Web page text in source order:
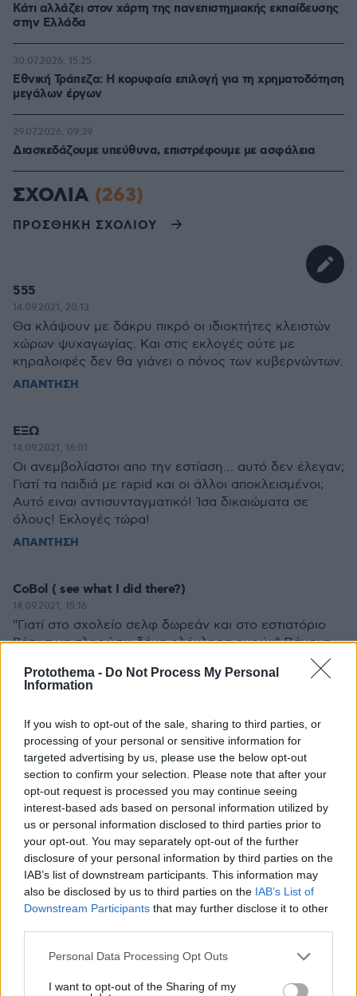
Protothema - Do Not Process My Personal
Information
If you wish to opt-out of the sale, sharing to third parties, or
processing of your personal or sensitive information for
targeted advertising by us, please use the below opt-out
section to confirm your selection. Please note that after your
opt-out request is processed you may continue seeing
interest-based ads based on personal information utilized by
us or personal information disclosed to third parties prior to
your opt-out. You may separately opt-out of the further
disclosure of your personal information by third parties on the
IAB’s list of downstream participants. This information may
also be disclosed by us to third parties on the IAB’s List of
Downstream Participants that may further disclose it to other
Please note that this website/app uses one or more Google
not limited to your visit or usage behaviour. You may click to
Personal Data Processing Opt Outs
I want to opt-out of the Sharing of my
Κάτι αλλάζει στον χάρτη της πανεπιστημιακής εκπαίδευσης
στην Ελλάδα
Εθνική Τράπεζα: Η κορυφαία επιλογή για τη χρηματοδότηση
μεγάλων έργων
30.07.2026, 15:25
Διασκεδάζουμε υπεύθυνα, επιστρέφουμε με ασφάλεια
29.07.2026, 09:39
ΣΧΟΛΙΑ (263)
ΠΡΟΣΘΗΚΗ ΣΧΟΛΙΟΥ
555
14.09.2021, 20:13
Θα κλάψουν με δάκρυ πικρό οι ιδιοκτήτες κλειστών
χώρων ψυχαγωγίας. Και στις εκλογές ούτε με
κηραλοιφές δεν θα γιάνει ο πόνος των κυβερνώντων.
ΑΠΑΝΤΗΣΗ
ΕΞΩ
14.09.2021, 16:01
Οι ανεμβολίαστοι απο την εστίαση… αυτό δεν έλεγαν;
Γιατί τα παιδιά με rapid και οι άλλοι αποκλεισμένοι;
Αυτό ειναι αντισυνταγματικό! Ίσα δικαιώματα σε
όλους! Εκλογές τώρα!
ΑΠΑΝΤΗΣΗ
CoBol ( see what I did there?)
14.09.2021, 15:16
"Γιατί στο σχολείο σελφ δωρεάν και στο εστιατόριο
Ράπιντ να πληρώσω δέκα ολόκληρα ευρώ;;" Πάμε: η
Πολιτεία είναι υποχρεωμένη από το σύνταγμα να σου
παρέχει δωρεάν εκπαίδευση με ό,τι συνεπάγεται,
ΚΑΤΑΛΑΒΑΤΕ;;;;
ΑΠΑΝΤΗΣΗ
@
14.09.2021, 16:06
Επίσης υπάρχει το δικαίωμα στην εργασία
ΑΠΑΝΤΗΣΗ
αμπολιαστοι πονατεεεεεε
14.09.2021, 15:05
28% του ενήλικου πληθυσμού μείνατε παρά την
και από ότι βλέπω οι περισσότεροι είναι απλά δεν με
νοιάζει ο ιός όχι οτι πιστεύουν τα ψεκια.